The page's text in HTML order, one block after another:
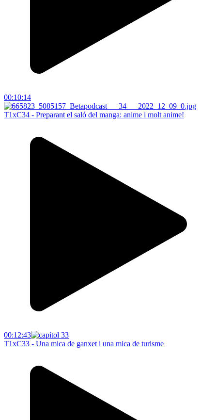
00:10:14
T1xC34 - Preparant el saló del manga: anime i molt anime!
00:12:43
T1xC33 - Una mica de ganxet i una mica de turisme